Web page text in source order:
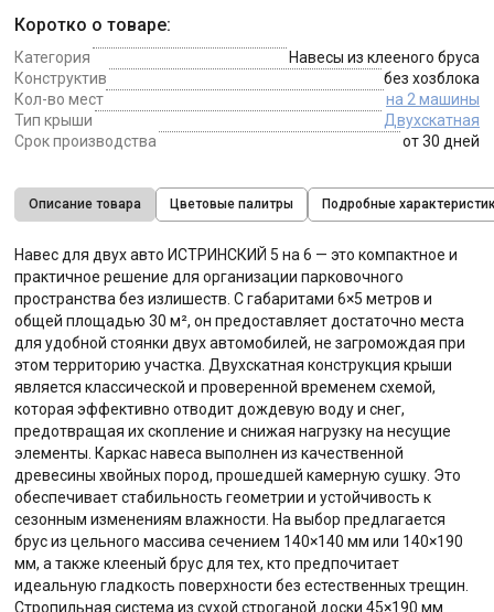
Коротко о товаре:
Категория
Навесы из клееного бруса
Конструктив
без хозблока
Кол-во мест
на 2 машины
Тип крыши
Двухскатная
Срок производства
от 30 дней
Описание товара Цветовые палитры Подробные
Навес для двух авто ИСТРИНСКИЙ 5 на 6 — это компактное и
практичное решение для организации парковочного
пространства без излишеств. С габаритами 6×5 метров и
общей площадью 30 м², он предоставляет достаточно места
для удобной стоянки двух автомобилей, не загромождая при
этом территорию участка. Двухскатная конструкция крыши
является классической и проверенной временем схемой,
которая эффективно отводит дождевую воду и снег,
предотвращая их скопление и снижая нагрузку на несущие
элементы. Каркас навеса выполнен из качественной
древесины хвойных пород, прошедшей камерную сушку. Это
обеспечивает стабильность геометрии и устойчивость к
сезонным изменениям влажности. На выбор предлагается
брус из цельного массива сечением 140×140 мм или 140×190
мм, а также клееный брус для тех, кто предпочитает
идеальную гладкость поверхности без естественных трещин.
Стропильная система из сухой строганой доски 45×190 мм